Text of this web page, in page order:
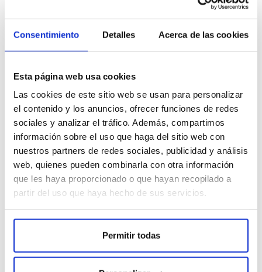
Consentimiento Detalles Acerca de las cookies
Esta página web usa cookies
Las cookies de este sitio web se usan para personalizar
el contenido y los anuncios, ofrecer funciones de redes
sociales y analizar el tráfico. Además, compartimos
información sobre el uso que haga del sitio web con
nuestros partners de redes sociales, publicidad y análisis
web, quienes pueden combinarla con otra información
que les haya proporcionado o que hayan recopilado a
partir del uso que haya hecho de sus servicios.
Permitir todas
Características técnicas
Valoraciones
Opiniones
Adaptador para corriente compatible con:
Generador de Ozono Doméstico Digital
Ozonizador Mixto
*Los accesorios no están incluidos en la política de devolución*
12 V
EXCELENTE
Tu opinion